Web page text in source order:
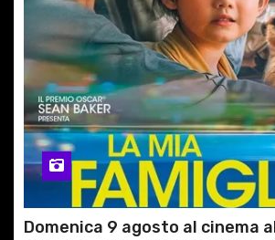
Domenica 9 agosto al cinema